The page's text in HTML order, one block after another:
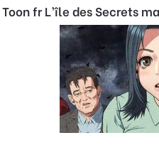
Toon fr L’île des Secrets